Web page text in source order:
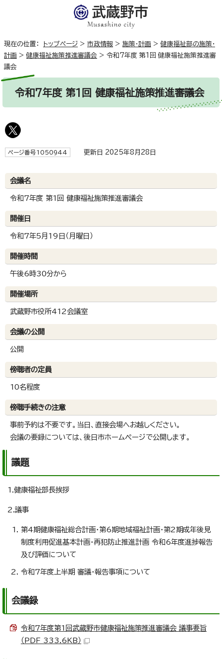
現在の位置： トップページ > 市政情報 > 施策・計画 > 健康福祉部の施策・
計画 > 健康福祉施策推進審議会 > 令和7年度 第1回 健康福祉施策推進審
議会
令和7年度 第1回 健康福祉施策推進審議会
ページ番号1050944 更新日 2025年8月28日
会議名
令和7年度 第1回 健康福祉施策推進審議会
開催日
令和7年5月19日（月曜日）
開催時間
午後6時30分から
開催場所
武蔵野市役所412会議室
会議の公開
公開
傍聴者の定員
10名程度
傍聴手続きの注意
事前予約は不要です。当日、直接会場へお越しください。
会議の要録については、後日市ホームページで公開します。
議題
1.健康福祉部長挨拶
2.議事
第4期健康福祉総合計画・第6期地域福祉計画・第2期成年後見
制度利用促進基本計画・再犯防止推進計画 令和6年度進捗報告
及び評価について
令和7年度上半期 審議・報告事項について
会議録
令和7年度第1回武蔵野市健康福祉施策推進審議会 議事要旨
（PDF 333.6KB）